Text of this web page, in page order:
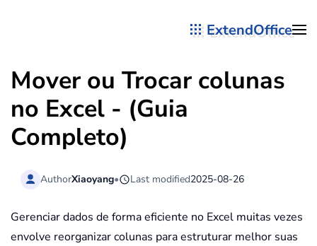
ExtendOffice
Mover ou Trocar colunas
no Excel - (Guia
Completo)
AuthorXiaoyang• Last modified2025-08-26
Gerenciar dados de forma eficiente no Excel muitas vezes
envolve reorganizar colunas para estruturar melhor suas